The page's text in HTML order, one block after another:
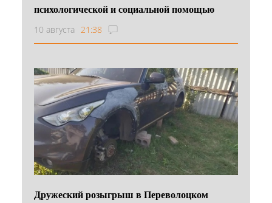
психологической и социальной помощью
10 августа 21:38
Дружеский розыгрыш в Переволоцком